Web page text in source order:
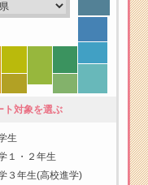
ト対象を選ぶ
生
１・２年生
３年生(高校進学)